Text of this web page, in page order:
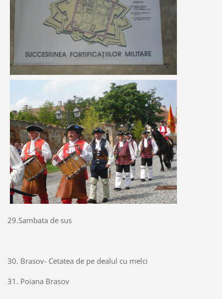
29.Sambata de sus
30. Brasov- Cetatea de pe dealul cu melci
31. Poiana Brasov